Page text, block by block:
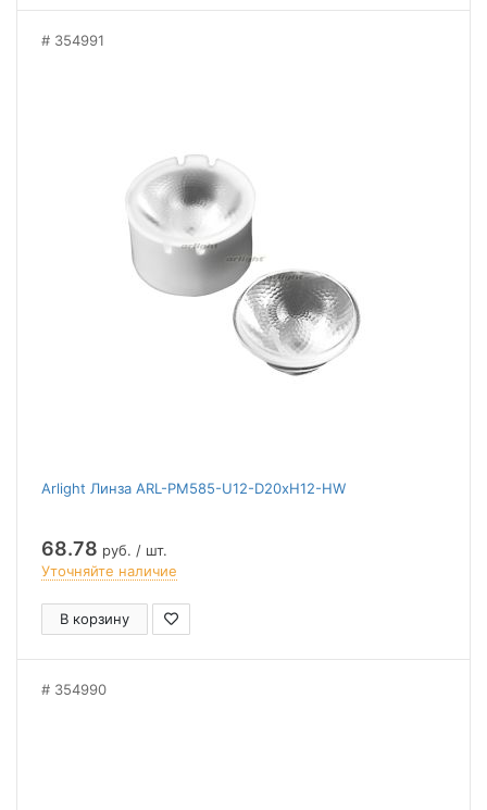
354991
Arlight Линза ARL-PM585-U12-D20xH12-HW
68.78 руб. / шт.
Уточняйте наличие
В корзину
354990